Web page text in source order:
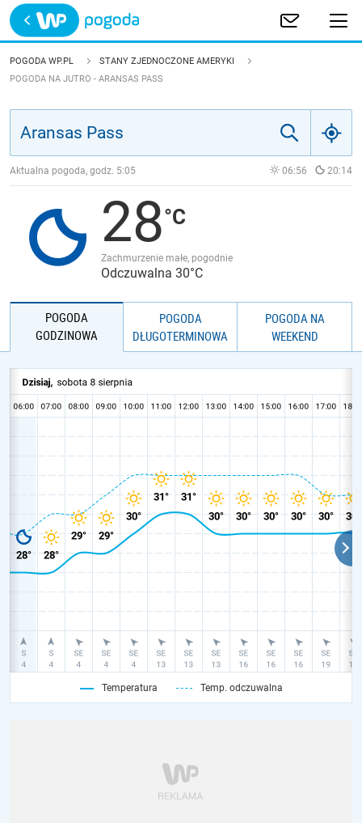
Trwa ładowanie
POLSKA
JAKOŚĆ POWIETRZA
POGODA WP.PL
STANY ZJEDNOCZONE AMERYKI
POGODA NA JUTRO - ARANSAS PASS
Aktualna pogoda, godz. 5:05 06:56 20:14
28
Zachmurzenie małe, pogodnie
Odczuwalna 30°C
POGODA
GODZINOWA
POGODA
DŁUGOTERMINOWA
POGODA NA
WEEKEND
Temperatura Temp. odczuwalna